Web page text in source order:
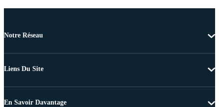
Notre Réseau
Liens Du Site
En Savoir Davantage